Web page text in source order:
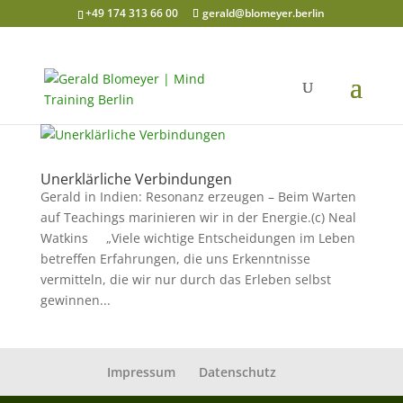
+49 174 313 66 00 gerald@blomeyer.berlin
Unerklärliche Verbindungen
Gerald in Indien: Resonanz erzeugen – Beim Warten
auf Teachings marinieren wir in der Energie.(c) Neal
Watkins „Viele wichtige Entscheidungen im Leben
betreffen Erfahrungen, die uns Erkenntnisse
vermitteln, die wir nur durch das Erleben selbst
gewinnen...
Impressum Datenschutz